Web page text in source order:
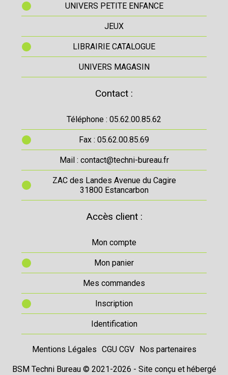
UNIVERS PETITE ENFANCE
JEUX
LIBRAIRIE CATALOGUE
UNIVERS MAGASIN
Contact :
Téléphone : 05.62.00.85.62
Fax : 05.62.00.85.69
Mail : contact@techni-bureau.fr
ZAC des Landes Avenue du Cagire
31800 Estancarbon
Accès client :
Mon compte
Mon panier
Mes commandes
Inscription
Identification
Mentions Légales CGU CGV Nos partenaires
BSM Techni Bureau © 2021-2026 - Site conçu et hébergé